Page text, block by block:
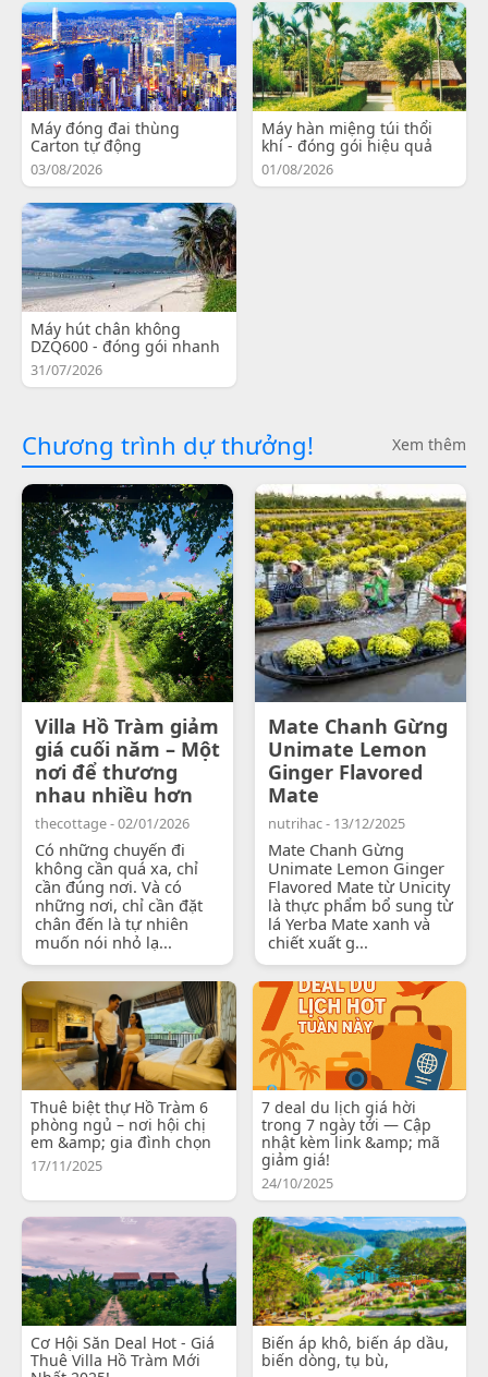
Máy đóng đai thùng
Carton tự động
03/08/2026
Máy hàn miệng túi thổi
khí - đóng gói hiệu quả
01/08/2026
Máy hút chân không
DZQ600 - đóng gói nhanh
31/07/2026
Chương trình dự thưởng! Xem thêm
Villa Hồ Tràm giảm
giá cuối năm – Một
nơi để thương
nhau nhiều hơn
thecottage - 02/01/2026
Có những chuyến đi
không cần quá xa, chỉ
cần đúng nơi. Và có
những nơi, chỉ cần đặt
chân đến là tự nhiên
muốn nói nhỏ lạ...
Mate Chanh Gừng
Unimate Lemon
Ginger Flavored
Mate
nutrihac - 13/12/2025
Mate Chanh Gừng
Unimate Lemon Ginger
Flavored Mate từ Unicity
là thực phẩm bổ sung từ
lá Yerba Mate xanh và
chiết xuất g...
Thuê biệt thự Hồ Tràm 6
phòng ngủ – nơi hội chị
em &amp; gia đình chọn
17/11/2025
7 deal du lịch giá hời
trong 7 ngày tới — Cập
nhật kèm link &amp; mã
giảm giá!
24/10/2025
Cơ Hội Săn Deal Hot - Giá
Thuê Villa Hồ Tràm Mới
Biến áp khô, biến áp dầu,
biến dòng, tụ bù,